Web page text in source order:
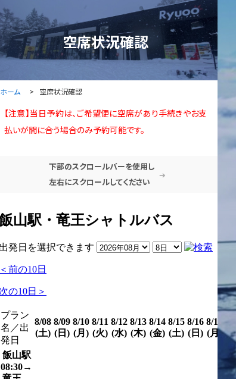
ホーム 空席状況確認
空席状況確認
【注意】当日予約は、ご希望便に空席があり手続きやお支
払いが間に合う場合のみ予約可能です。
下部のスクロールバーを使用し
左右にスクロールしてください
➔